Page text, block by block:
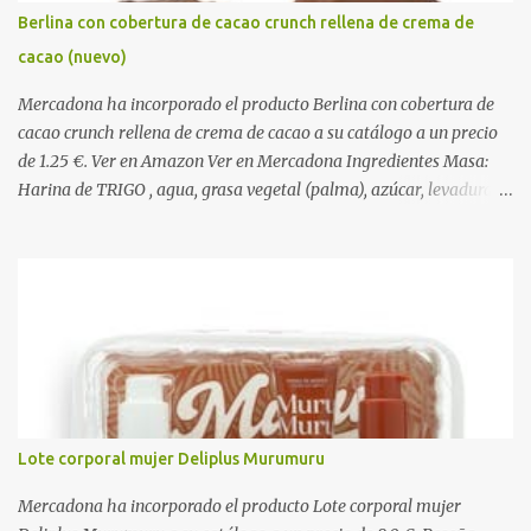
Berlina con cobertura de cacao crunch rellena de crema de
cacao (nuevo)
Mercadona ha incorporado el producto Berlina con cobertura de
cacao crunch rellena de crema de cacao a su catálogo a un precio
de 1.25 €. Ver en Amazon Ver en Mercadona Ingredientes Masa:
Harina de TRIGO , agua, grasa vegetal (palma), azúcar, levadura,
antioxidante (E300). Relleno 27%: Azúcar, aceite vegetal refinado
(girasol), LECHE desnatada en polvo, cacao desgrasado en polvo
0,9%, LECHE entera en polvo, emulgente (E322 ( SOJA )), aroma
natural. Cobertura 16%: Azúcar, grasas vegetales (coco, palmiste,
palma), cacao desgrasado en polvo 1,0%, suero de LECHE en polvo,
LECHE entera en polvo, emulgente (E322), lactosa ( LECHE ),
almidón de TRIGO , aromas naturales. Decorado 1,8%: Harina de
Lote corporal mujer Deliplus Murumuru
Mercadona ha incorporado el producto Lote corporal mujer